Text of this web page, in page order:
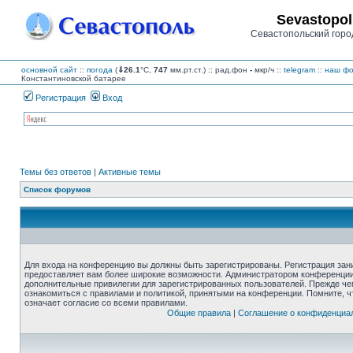
Севастопольский
основной сайт :: погода (⇓26.1°C, 747 мм.рт.ст.) :: рад.фон - мкр/ч :: telegram :: наш
Константиновской батарее
Регистрация Вход
Темы без ответов | Активные темы
Список форумов
Для входа на конференцию вы должны быть зарегистрированы. Регистрация
предоставляет вам более широкие возможности. Администратором
дополнительные привилегии для зарегистрированных пользователей. Прежде
ознакомиться с правилами и политикой, принятыми на конференции. Помните,
означает согласие со всеми правилами.
Общие правила| Соглашение о